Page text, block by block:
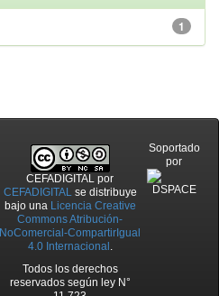
1
CEFADIGITAL por
CEFADIGITALse distribuye
bajo una Licencia Creative
Commons Atribución-
NoComercial-CompartirIgual
4.0 Internacional .
Todos los derechos
reservados según ley N°
Soportado
por